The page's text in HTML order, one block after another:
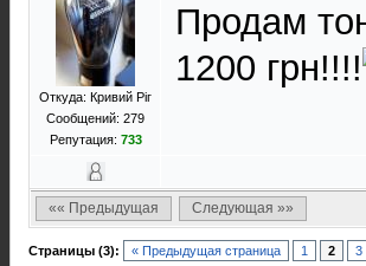
Откуда: Кривий Ріг
Сообщений: 279
Репутация: 733
Продам
1200 грн!!!!
«« Предыдущая Следующая »»
Страницы (3): « Предыдущая страница 1 2 3